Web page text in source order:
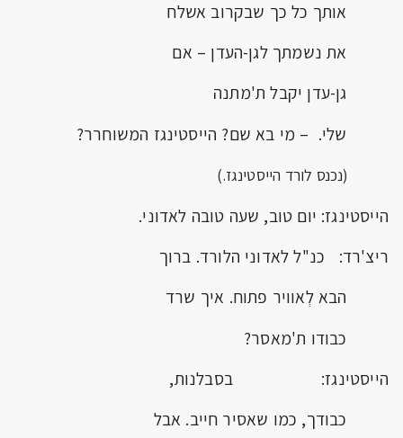
אותך כל כך שבקרוב אשלח
את נשמתך לגן-העדן – אם
גן-עדן יקבל ת'מתנה
שלי. – מי בא שם? הייסטינגז המשוחרר?
(נכנס לורד הייסטינגז.)
הייסטינגז: יום טוב, שעה טובה לאדוני.
ריצ'רד: כנ"ל לאדוני הלורד. ברוך
הבא לְאוויר פתוח. איך שרד
כבודו ת'מאסר?
הייסטינגז: בסבלנות,
כבודך, כמו שאסיר חייב. אבל